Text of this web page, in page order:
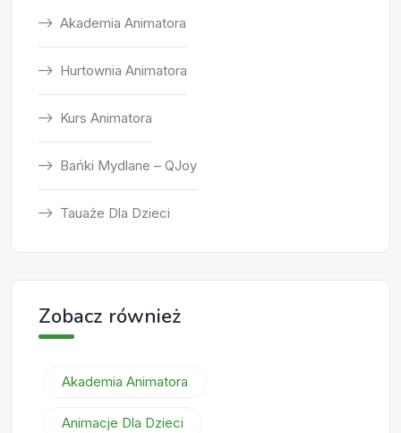
Akademia Animatora
Hurtownia Animatora
Kurs Animatora
Bańki Mydlane – QJoy
Tauaże Dla Dzieci
Zobacz również
Akademia Animatora
Animacje Dla Dzieci